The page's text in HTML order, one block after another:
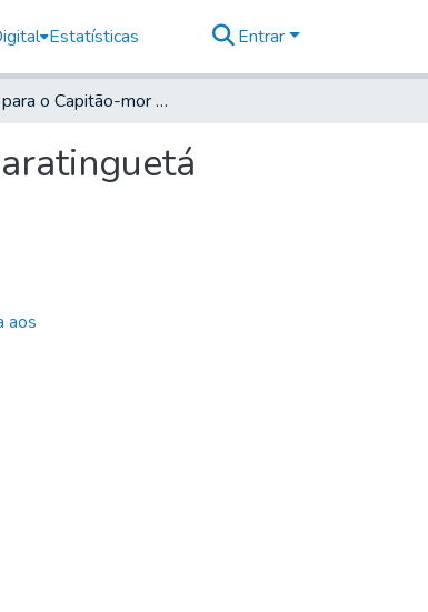
Estatísticas Entrar
Carta para o Capitão-mor Manoel da Silva Reys, em Guaratinguetá
aos